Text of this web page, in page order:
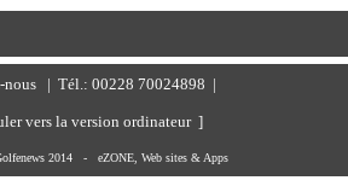
nous | Tél.: 00228 70024898 |
vers la version ordinateur ]
2014 - eZONE, Web sites & Apps